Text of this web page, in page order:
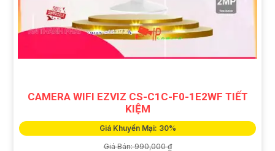
CAMERA WIFI EZVIZ CS-C1C-F0-1E2WF TIẾT
KIỆM
Giá Khuyến Mại: 30%
Giá Bán: 990,000 ₫